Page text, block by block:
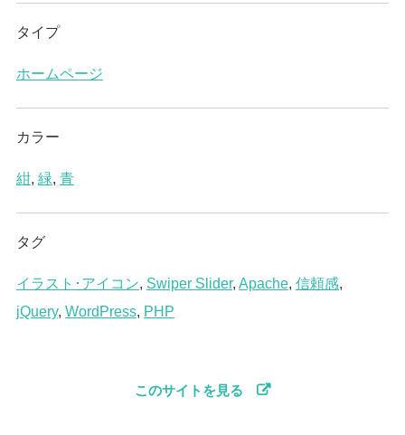
タイプ
ホームページ
カラー
紺, 緑, 青
タグ
イラスト･アイコン, Swiper Slider, Apache, 信頼感,
jQuery, WordPress, PHP
このサイトを見る